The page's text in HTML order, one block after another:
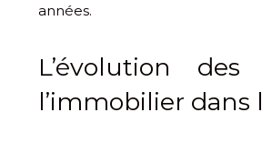
années.
L’évolution
l’immobilier dans